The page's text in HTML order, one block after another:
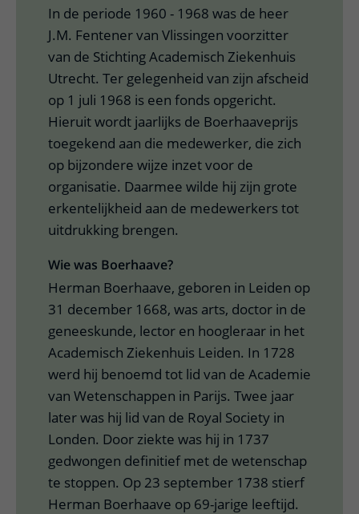
In de periode 1960 - 1968 was de heer
J.M. Fentener van Vlissingen voorzitter
van de Stichting Academisch Ziekenhuis
Utrecht. Ter gelegenheid van zijn afscheid
op 1 juli 1968 is een fonds opgericht.
Hieruit wordt jaarlijks de Boerhaaveprijs
toegekend aan die medewerker, die zich
op bijzondere wijze inzet voor de
organisatie. Daarmee wilde hij zijn grote
erkentelijkheid aan de medewerkers tot
uitdrukking brengen.
Wie was Boerhaave?
Herman Boerhaave, geboren in Leiden op
31 december 1668, was arts, doctor in de
geneeskunde, lector en hoogleraar in het
Academisch Ziekenhuis Leiden. In 1728
werd hij benoemd tot lid van de Academie
van Wetenschappen in Parijs. Twee jaar
later was hij lid van de Royal Society in
Londen. Door ziekte was hij in 1737
gedwongen definitief met de wetenschap
te stoppen. Op 23 september 1738 stierf
Herman Boerhaave op 69-jarige leeftijd.